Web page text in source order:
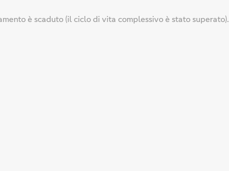
è scaduto (il ciclo di vita complessivo è stato superato).